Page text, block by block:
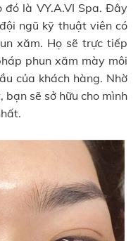
là VY.A.VI Spa. Đây
ngũ kỹ thuật viên có
xăm. Họ sẽ trực tiếp
phun xăm mày môi
của khách hàng. Nhờ
sẽ sở hữu cho mình